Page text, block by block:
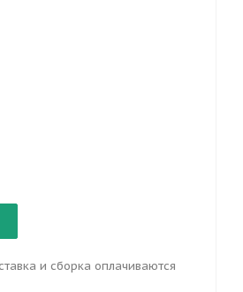
и сборка оплачиваются